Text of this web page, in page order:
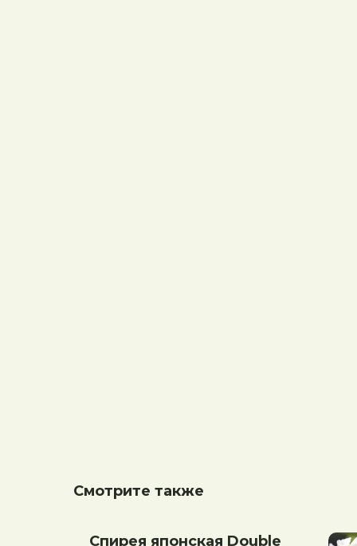
Смотрите также
Спирея японская Double